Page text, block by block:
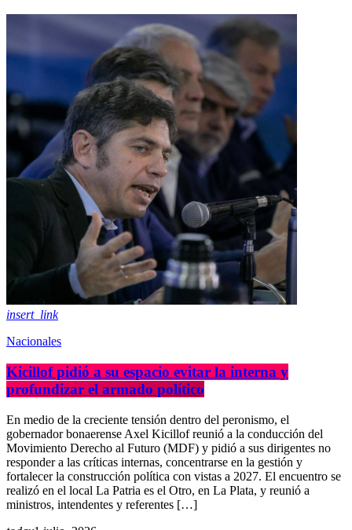
insert_link
Nacionales
Kicillof pidió a su espacio evitar la interna y
profundizar el armado político
En medio de la creciente tensión dentro del peronismo, el
gobernador bonaerense Axel Kicillof reunió a la conducción del
Movimiento Derecho al Futuro (MDF) y pidió a sus dirigentes no
responder a las críticas internas, concentrarse en la gestión y
fortalecer la construcción política con vistas a 2027. El encuentro se
realizó en el local La Patria es el Otro, en La Plata, y reunió a
ministros, intendentes y referentes […]